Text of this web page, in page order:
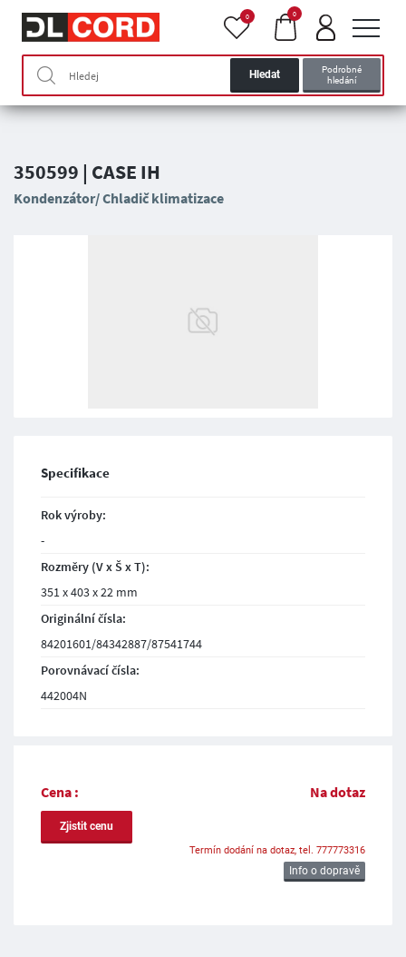
Hledat
Podrobné
hledání
0 0
350599 | CASE IH
Kondenzátor/ Chladič klimatizace
Specifikace
Rok výroby:
-
Rozměry (V x Š x T):
351 x 403 x 22 mm
Originální čísla:
84201601/84342887/87541744
Porovnávací čísla:
442004N
Cena : Na dotaz
Zjistit cenu
Termín dodání na dotaz, tel. 777773316
Info o dopravě